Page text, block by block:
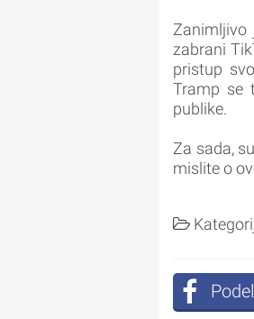
Zanimljivo
zabrani
pristup
Tramp se
publike.
Za sada,
mislite o